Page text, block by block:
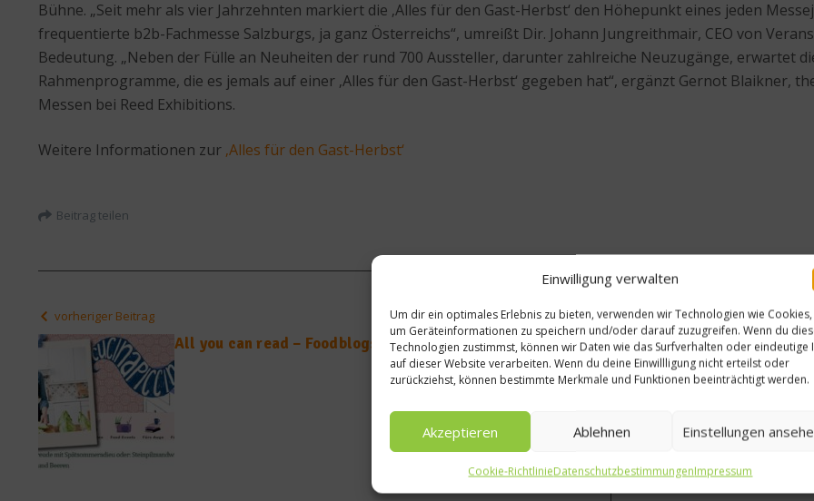
Einwilligung verwalten
Um dir ein optimales Erlebnis zu bieten, verwenden wir Technologien wie Cookies,
um Geräteinformationen zu speichern und/oder darauf zuzugreifen. Wenn du
Technologien zustimmst, können wir Daten wie das Surfverhalten oder eindeutige
auf dieser Website verarbeiten. Wenn du deine Einwillligung nicht erteilst oder
zurückziehst, können bestimmte Merkmale und Funktionen beeinträchtigt werden.
Akzeptieren Ablehnen Einstellungen
Cookie-RichtlinieDatenschutzbestimmungenImpressum
Bühne. „Seit mehr als vier Jahrzehnten markiert die ‚Alles für den Gast-Herbst‘ den Höhepunkt eines jeden
frequentierte b2b-Fachmesse Salzburgs, ja ganz Österreichs“, umreißt Dir. Johann Jungreithmair, CEO von
Bedeutung. „Neben der Fülle an Neuheiten der rund 700 Aussteller, darunter zahlreiche Neuzugänge, erwartet
Rahmenprogramme, die es jemals auf einer ‚Alles für den Gast-Herbst‘ gegeben hat“, ergänzt Gernot Blaikner,
Messen bei Reed Exhibitions.
Weitere Informationen zur ‚Alles für den Gast-Herbst‘
Beitrag teilen
vorheriger Beitrag
All you can read – Foodblogs boomen
Nächster Beitrag
Köche à la Carte – Heute: